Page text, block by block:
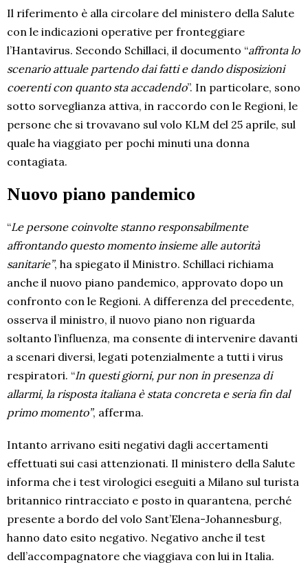
Il riferimento è alla circolare del ministero della Salute
con le indicazioni operative per fronteggiare
l’Hantavirus. Secondo Schillaci, il documento “affronta lo
scenario attuale partendo dai fatti e dando disposizioni
coerenti con quanto sta accadendo”. In particolare, sono
sotto sorveglianza attiva, in raccordo con le Regioni, le
persone che si trovavano sul volo KLM del 25 aprile, sul
quale ha viaggiato per pochi minuti una donna
contagiata.
Nuovo piano pandemico
“Le persone coinvolte stanno responsabilmente
affrontando questo momento insieme alle autorità
sanitarie”, ha spiegato il Ministro. Schillaci richiama
anche il nuovo piano pandemico, approvato dopo un
confronto con le Regioni. A differenza del precedente,
osserva il ministro, il nuovo piano non riguarda
soltanto l’influenza, ma consente di intervenire davanti
a scenari diversi, legati potenzialmente a tutti i virus
respiratori. “In questi giorni, pur non in presenza di
allarmi, la risposta italiana è stata concreta e seria fin dal
primo momento”, afferma.
Intanto arrivano esiti negativi dagli accertamenti
effettuati sui casi attenzionati. Il ministero della Salute
informa che i test virologici eseguiti a Milano sul turista
britannico rintracciato e posto in quarantena, perché
presente a bordo del volo Sant’Elena-Johannesburg,
hanno dato esito negativo. Negativo anche il test
dell’accompagnatore che viaggiava con lui in Italia.